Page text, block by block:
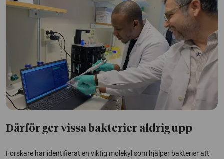
Därför ger vissa bakterier aldrig upp
Forskare har identifierat en viktig molekyl som hjälper bakterier att